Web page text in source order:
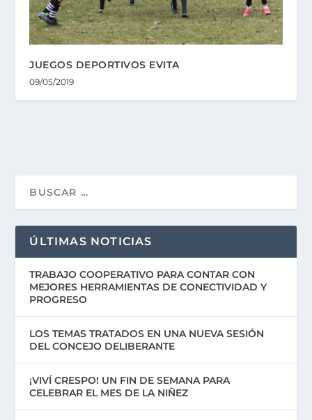
JUEGOS DEPORTIVOS EVITA
09/05/2019
ÚLTIMAS NOTICIAS
TRABAJO COOPERATIVO PARA CONTAR CON
MEJORES HERRAMIENTAS DE CONECTIVIDAD Y
PROGRESO
LOS TEMAS TRATADOS EN UNA NUEVA SESIÓN
DEL CONCEJO DELIBERANTE
¡VIVÍ CRESPO! UN FIN DE SEMANA PARA
CELEBRAR EL MES DE LA NIÑEZ